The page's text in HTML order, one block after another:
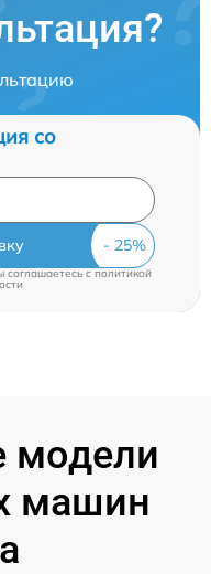
со
соглашаетесь cполитикой
модели
машин